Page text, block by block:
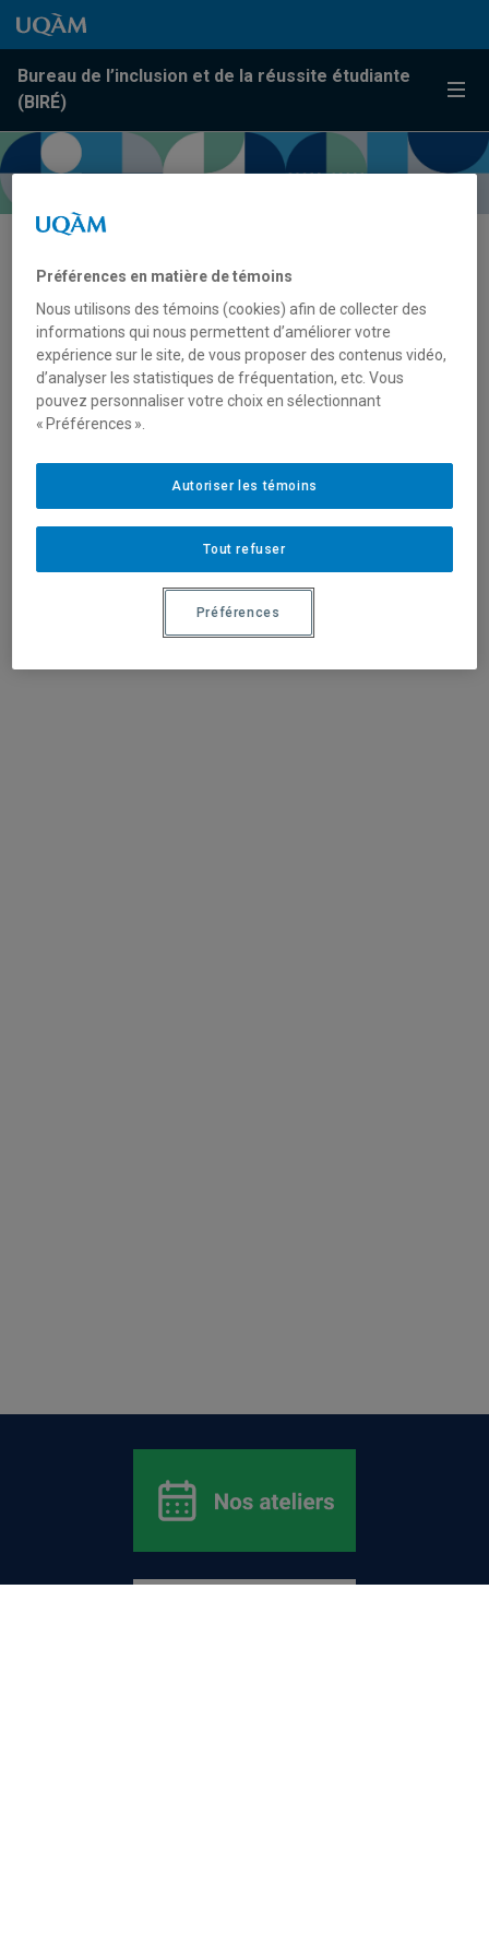
Passer au contenu
Accéder au menu principal
Accéder à la recherche
Passer au contenu
Accéder au menu principal
Bureau de l’inclusion et de la réussite étudiante
(BIRÉ)
Ressources pour les personnes
enseignantes
Préférences en matière de témoins
Nous utilisons des témoins (cookies) afin de collecter des
informations qui nous permettent d’améliorer votre
expérience sur le site, de vous proposer des contenus vidéo,
d’analyser les statistiques de fréquentation, etc. Vous
pouvez personnaliser votre choix en sélectionnant
« Préférences ».
Tout refuser
Autoriser les témoins
Préférences